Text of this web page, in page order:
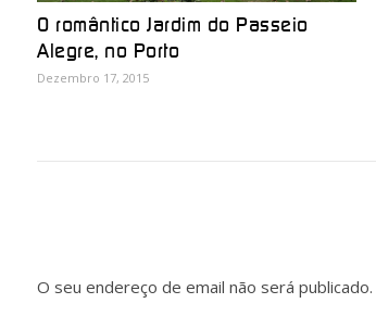
O romântico Jardim do Passeio
Alegre, no Porto
Dezembro 17, 2015
O seu endereço de email não será publicado.